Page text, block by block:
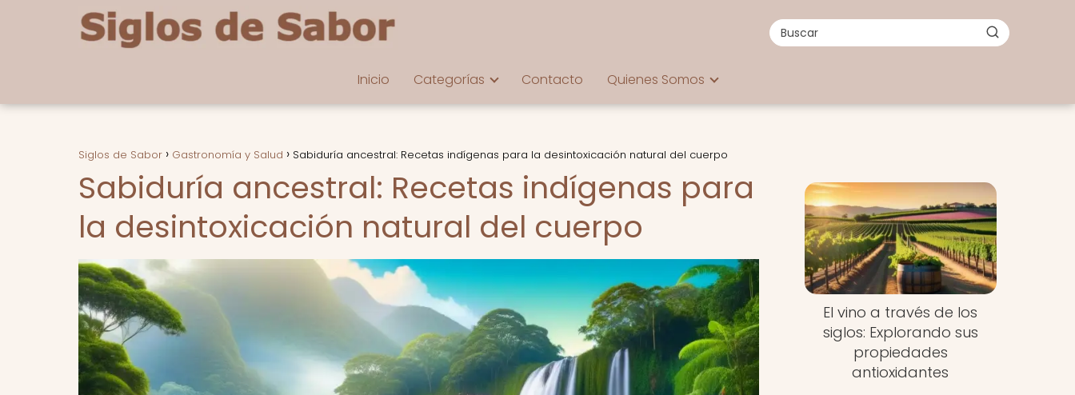
Inicio Categorías Contacto Quienes Somos
Siglos de Sabor Gastronomía y Salud Sabiduría ancestral: Recetas indígenas para la desintoxicación natural del cuerpo
Sabiduría ancestral: Recetas indígenas para
la desintoxicación natural del cuerpo
El vino a través de los
siglos: Explorando sus
propiedades
antioxidantes